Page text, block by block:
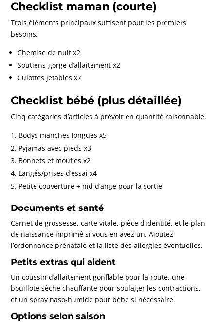
Checklist maman (courte)
Trois éléments principaux suffisent pour les premiers
besoins.
Chemise de nuit x2
Soutiens-gorge d’allaitement x2
Culottes jetables x7
Checklist bébé (plus détaillée)
Cinq catégories d’articles à prévoir en quantité raisonnable.
Bodys manches longues x5
Pyjamas avec pieds x3
Bonnets et moufles x2
Langés/prises d’essai x4
Petite couverture + nid d’ange pour la sortie
Documents et santé
Carnet de grossesse, carte vitale, pièce d’identité, et le plan
de naissance imprimé si vous en avez un. Ajoutez
l’ordonnance prénatale et la liste des allergies éventuelles.
Petits extras qui aident
Un coussin d’allaitement gonflable pour la route, une
bouillote sèche chauffante pour soulager les contractions,
et un spray naso-humide pour bébé si nécessaire.
Options selon saison